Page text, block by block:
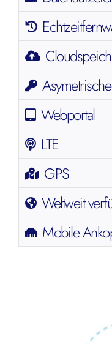
Webportal
LTE
GPS
Weltweit
Mobile